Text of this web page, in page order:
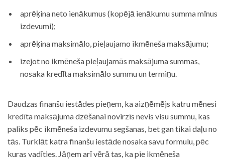
aprēķina neto ienākumus (kopējā ienākumu summa mīnus
izdevumi);
aprēķina maksimālo, pieļaujamo ikmēneša maksājumu;
izejot no ikmēneša pieļaujamās maksājuma summas,
nosaka kredīta maksimālo summu un termiņu.
Daudzas finanšu iestādes pieņem, ka aizņēmējs katru mēnesi
kredīta maksājuma dzēšanai novirzīs nevis visu summu, kas
paliks pēc ikmēneša izdevumu segšanas, bet gan tikai daļu no
tās. Turklāt katra finanšu iestāde nosaka savu formulu, pēc
kuras vadīties. Jāņem arī vērā tas, ka pie ikmēneša